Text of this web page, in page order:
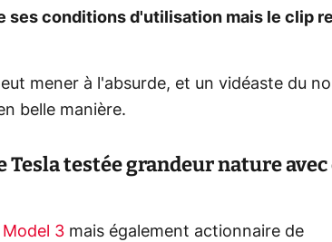
ses conditions d'utilisation mais le clip
mener à l'absurde, et un vidéaste du
belle manière.
testée grandeur nature avec
Model 3 mais également actionnaire de